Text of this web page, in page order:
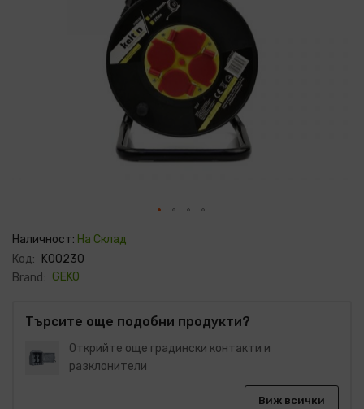
към
на
галерия
със
Наличност: На Склад
Код:
K00230
Brand: GEKO
Търсите още подобни продукти?
Открийте още градински контакти и
разклонители
Виж всички